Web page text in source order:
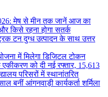
मेष से मीन तक जानें आज का
किसे रहना होगा सतर्क
टन दुग्ध उत्पादन के साथ उत्तर
में मिलेगा डिजिटल टोकन
एकीकरण को दी नई रफ्तार, 15,613
परिसरों में स्थानांतरित
बनीं आंगनवाड़ी कार्यकर्ता शर्मिला